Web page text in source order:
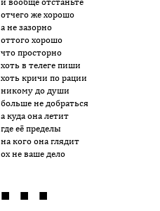
отчего же хорошо
а не зазорно
оттого хорошо
что просторно
хоть в телеге пиши
хоть кричи по рации
никому до души
больше не добраться
а куда она летит
где её пределы
на кого она глядит
ох не ваше дело
■ ■ ■